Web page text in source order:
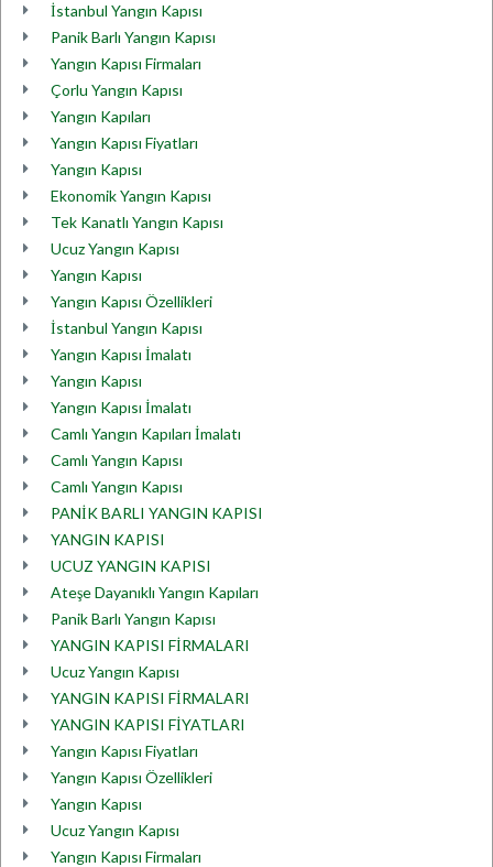
İstanbul Yangın Kapısı
Panik Barlı Yangın Kapısı
Yangın Kapısı Firmaları
Çorlu Yangın Kapısı
Yangın Kapıları
Yangın Kapısı Fiyatları
Yangın Kapısı
Ekonomik Yangın Kapısı
Tek Kanatlı Yangın Kapısı
Ucuz Yangın Kapısı
Yangın Kapısı
Yangın Kapısı Özellikleri
İstanbul Yangın Kapısı
Yangın Kapısı İmalatı
Yangın Kapısı
Yangın Kapısı İmalatı
Camlı Yangın Kapıları İmalatı
Camlı Yangın Kapısı
Camlı Yangın Kapısı
PANİK BARLI YANGIN KAPISI
YANGIN KAPISI
UCUZ YANGIN KAPISI
Ateşe Dayanıklı Yangın Kapıları
Panik Barlı Yangın Kapısı
YANGIN KAPISI FİRMALARI
Ucuz Yangın Kapısı
YANGIN KAPISI FİRMALARI
YANGIN KAPISI FİYATLARI
Yangın Kapısı Fiyatları
Yangın Kapısı Özellikleri
Yangın Kapısı
Ucuz Yangın Kapısı
Yangın Kapısı Firmaları